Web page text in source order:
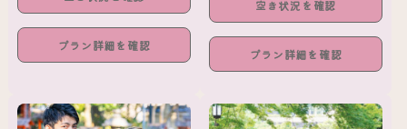
プラン詳細を確認
空き状況を確認
プラン詳細を確認